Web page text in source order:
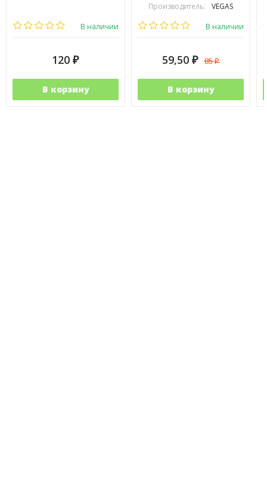
В наличии
120 ₽
В корзину
Производитель:
VEGAS
В наличии
59,50 ₽ 85₽
В корзину